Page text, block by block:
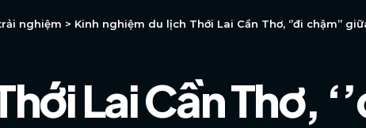
nghiệm > Kinh nghiệm du lịch Thới Lai Cần Thơ, ‘’đi chậm’’
Lai Cần Thơ,